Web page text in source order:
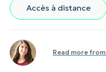
Accès à distance
Read more from